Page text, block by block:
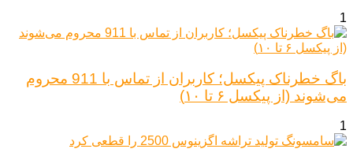
1
باگ خطرناک پیکسل؛ کاربران از تماس با 911 محروم
می‌شوند (از پیکسل ۶ تا ۱۰)
1